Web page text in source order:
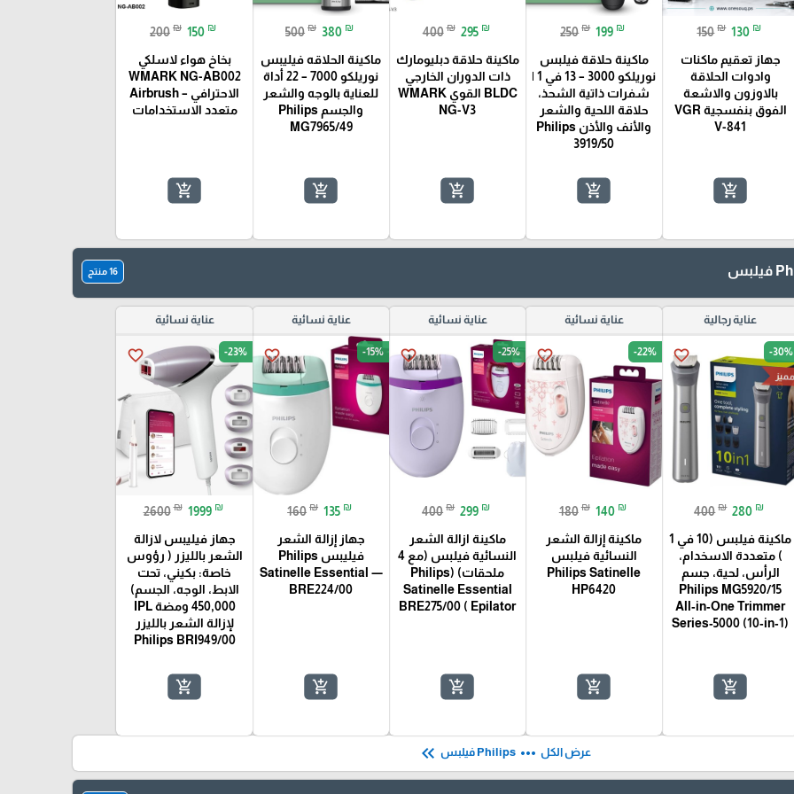
150 ₪ 130 ₪
جهاز تعقيم ماكنات
وادوات الحلاقة
بالاوزون والاشعة
الفوق بنفسجية VGR
V-841
add_shopping_cart
250 ₪ 199 ₪
ماكينة حلاقة فيلبس
نوريلكو 3000 – 13 في 1 |
شفرات ذاتية الشحذ،
حلاقة اللحية والشعر
والأنف والأذن Philips
3919/50
add_shopping_cart
400 ₪ 295 ₪
ماكينة حلاقة دبليومارك
ذات الدوران الخارجي
BLDC القوي WMARK
NG-V3
add_shopping_cart
500 ₪ 380 ₪
ماكينة الحلاقه فيليبس
نوريلكو 7000 – 22 أداة
للعناية بالوجه والشعر
والجسم Philips
MG7965/49
add_shopping_cart
200 ₪ 150 ₪
بخاخ هواء لاسلكي
WMARK NG-AB002
الاحترافي – Airbrush
متعدد الاستخدامات
add_shopping_cart
16 منتج
عناية رجالية
favorite_border -30%
مميز
400 ₪ 280 ₪
ماكينة فيلبس (10 في 1
) متعددة الاسخدام،
الرأس، لحية، جسم
Philips MG5920/15
All‑in‑One Trimmer
Series‑5000 (10‑in‑1)
add_shopping_cart
عناية نسائية
favorite_border -22%
180 ₪ 140 ₪
ماكينة إزالة الشعر
النسائية فيلبس
Philips Satinelle
HP6420
add_shopping_cart
عناية نسائية
favorite_border -25%
400 ₪ 299 ₪
ماكينة ازالة الشعر
النسائية فيلبس (مع 4
ملحقات) (Philips
Satinelle Essential
BRE275/00 ( Epilator
add_shopping_cart
عناية نسائية
favorite_border -15%
160 ₪ 135 ₪
جهاز إزالة الشعر
فيليبس Philips
Satinelle Essential —
BRE224/00
add_shopping_cart
عناية نسائية
favorite_border -23%
2600 ₪ 1999 ₪
جهاز فيليبس لازالة
الشعر بالليزر ( رؤوس
خاصة: بكيني، تحت
الابط، الوجه، الجسم)
450,000 ومضة IPL
لإزالة الشعر بالليزر
Philips BRI949/00
add_shopping_cart
عرض الكل more_horiz Philips فيلبس keyboard_double_arrow_left